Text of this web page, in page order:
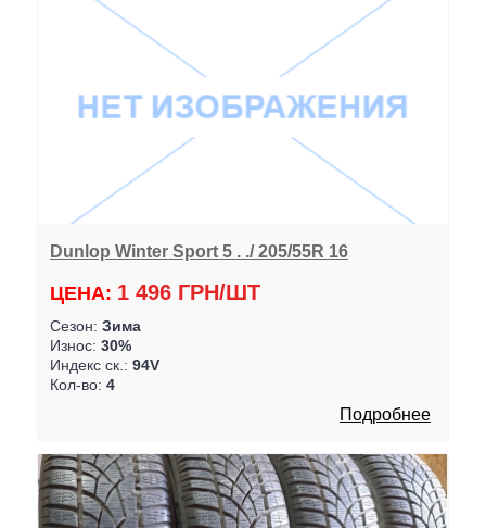
Dunlop Winter Sport 5 . ./ 205/55R 16
ЦЕНА: 1 496 ГРН/ШТ
Сезон: Зима
Износ: 30%
Индекс ск.: 94V
Кол-во: 4
Подробнее